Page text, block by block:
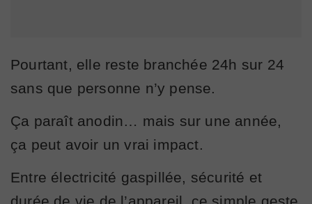
Pourtant, elle reste branchée 24h sur 24
sans que personne n’y pense.
Ça paraît anodin… mais sur une année,
ça peut avoir un vrai impact.
Entre électricité gaspillée, sécurité et
durée de vie de l’appareil, ce simple geste